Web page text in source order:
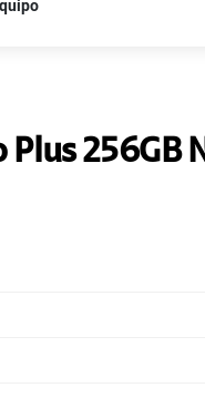
Plus 256GB